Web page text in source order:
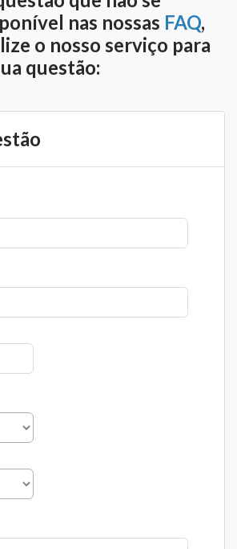
nas nossas FAQ,
o nosso serviço para
questão: